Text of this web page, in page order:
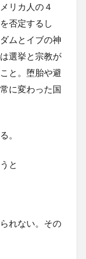
リカ人の４
否定するし
ムとイブの神
選挙と宗教が
と。堕胎や避
に変わった国
。
と
れない。その